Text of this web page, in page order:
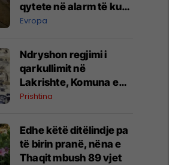
qytete në alarm të kuq
- probleme me
Evropa
Ndryshon regjimi i
qarkullimit në
Lakrishte, Komuna e
Prishtinës ofron
Prishtina
Edhe këtë ditëlindje pa
të birin pranë, nëna e
Thaqit mbush 89 vjet